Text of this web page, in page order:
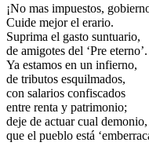
¡No mas impuestos,
Cuide mejor el erario.
Suprima el gasto suntuario,
de amigotes del ‘Pre eterno’.
Ya estamos en un infierno,
de tributos esquilmados,
con salarios confiscados
entre renta y patrimonio;
deje de actuar cual demonio,
que el pueblo está